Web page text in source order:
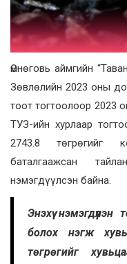
Өмнөговь аймгийн
Зөвлөлийн 2023 оны
тоот тогтоолоор 2023
ТУЗ-ийн хурлаар
2743.8 төгрөгийг
баталгаажсан
нэмэгдүүлсэн байна.
Энэхүү
болох нэгж
төгрөгийг